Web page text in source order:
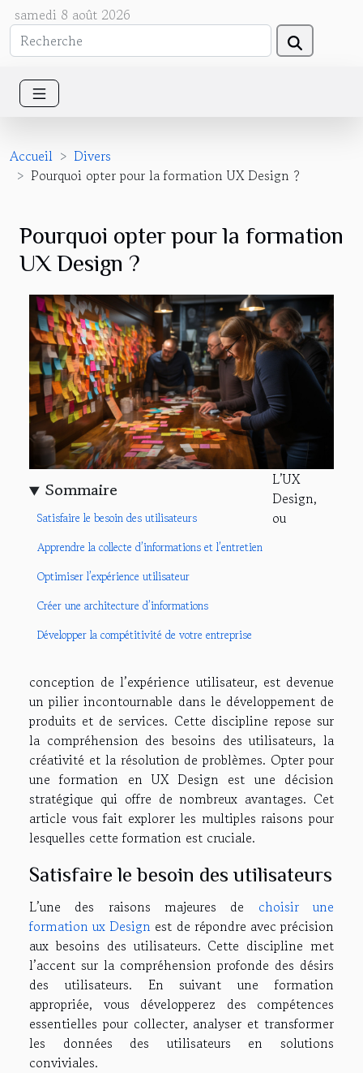
samedi 8 août 2026
Accueil
Divers
Pourquoi opter pour la formation UX Design ?
Pourquoi opter pour la formation
UX Design ?
Sommaire
Satisfaire le besoin des utilisateurs
Apprendre la collecte d’informations et l’entretien
Optimiser l’expérience utilisateur
Créer une architecture d’informations
Développer la compétitivité de votre entreprise
L’UX
Design,
ou
conception de l’expérience utilisateur, est devenue
un pilier incontournable dans le développement de
produits et de services. Cette discipline repose sur
la compréhension des besoins des utilisateurs, la
créativité et la résolution de problèmes. Opter pour
une formation en UX Design est une décision
stratégique qui offre de nombreux avantages. Cet
article vous fait explorer les multiples raisons pour
lesquelles cette formation est cruciale.
Satisfaire le besoin des utilisateurs
L’une des raisons majeures de choisir une
formation ux Design est de répondre avec précision
aux besoins des utilisateurs. Cette discipline met
l’accent sur la compréhension profonde des désirs
des utilisateurs. En suivant une formation
appropriée, vous développerez des compétences
essentielles pour collecter, analyser et transformer
les données des utilisateurs en solutions
conviviales.